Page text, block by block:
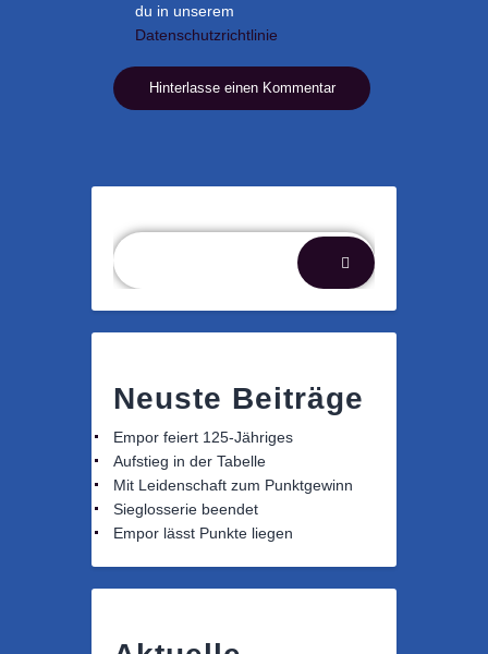
du in unserem
Datenschutzrichtlinie
Neuste Beiträge
Empor feiert 125-Jähriges
Aufstieg in der Tabelle
Mit Leidenschaft zum Punktgewinn
Sieglosserie beendet
Empor lässt Punkte liegen